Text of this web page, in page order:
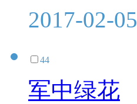
2017-02-05
44
军中绿花